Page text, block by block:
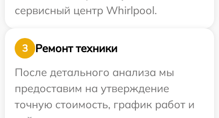
сервисный центр Whirlpool.
3
Ремонт техники
После детального анализа мы
предоставим на утверждение
точную стоимость, график работ и